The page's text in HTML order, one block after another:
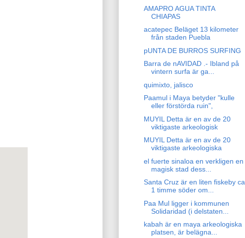
AMAPRO AGUA TINTA
CHIAPAS
acatepec Beläget 13 kilometer
från staden Puebla
pUNTA DE BURROS SURFING
Barra de nAVIDAD .- Ibland på
vintern surfa är ga...
quimixto, jalisco
Paamul i Maya betyder "kulle
eller förstörda ruin",
MUYIL Detta är en av de 20
viktigaste arkeologisk
MUYIL Detta är en av de 20
viktigaste arkeologiska
el fuerte sinaloa en verkligen en
magisk stad dess...
Santa Cruz är en liten fiskeby ca
1 timme söder om...
Paa Mul ligger i kommunen
Solidaridad (i delstaten...
kabah är en maya arkeologiska
platsen, är belägna...